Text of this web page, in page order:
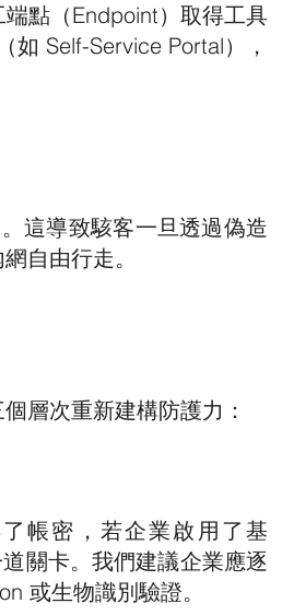
點（Endpoint）取得工具
Self-Service Portal），
這導致駭客一旦透過偽造
自由行走。
層次重新建構防護力：
帳密，若企業啟用了基
關卡。我們建議企業應逐
或生物識別驗證。